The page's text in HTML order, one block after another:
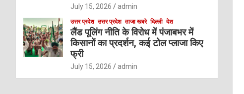
July 15, 2026 admin
उत्तर प्रदेश उत्तर प्रदेश ताजा खबरे दिल्ली देश
लैंड पूलिंग नीति के विरोध में पंजाबभर में
किसानों का प्रदर्शन, कई टोल प्लाजा किए
फ्री
July 15, 2026 admin